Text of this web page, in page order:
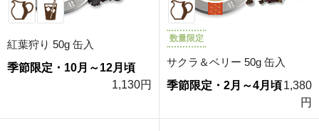
紅葉狩り 50g 缶入
季節限定・10月～12月頃
1,130円
数量限定
サクラ＆ベリー 50g 缶入
季節限定・2月～4月頃1,380
円